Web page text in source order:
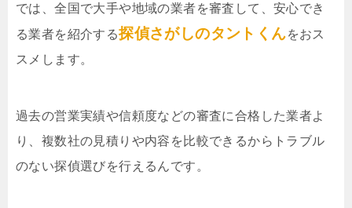
では、全国で大手や地域の業者を審査して、安心でき
る業者を紹介する探偵さがしのタントくんをおス
スメします。
過去の営業実績や信頼度などの審査に合格した業者よ
り、複数社の見積りや内容を比較できるからトラブル
のない探偵選びを行えるんです。